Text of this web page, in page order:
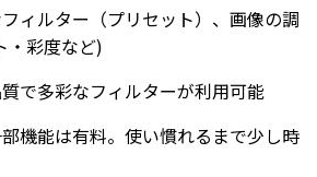
ィルター（プリセット）、画像の調
・彩度など)
で多彩なフィルターが利用可能
機能は有料。使い慣れるまで少し時